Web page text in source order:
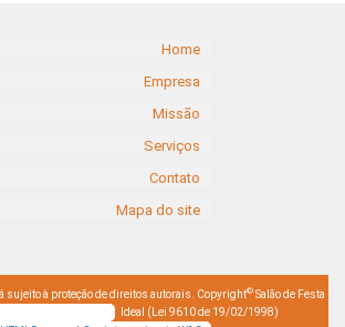
Home
Empresa
Missão
Serviços
Contato
Mapa do site
sujeito à proteção de direitos autorais. Copyright© Salão de Festa
Ideal (Lei 9610 de 19/02/1998)